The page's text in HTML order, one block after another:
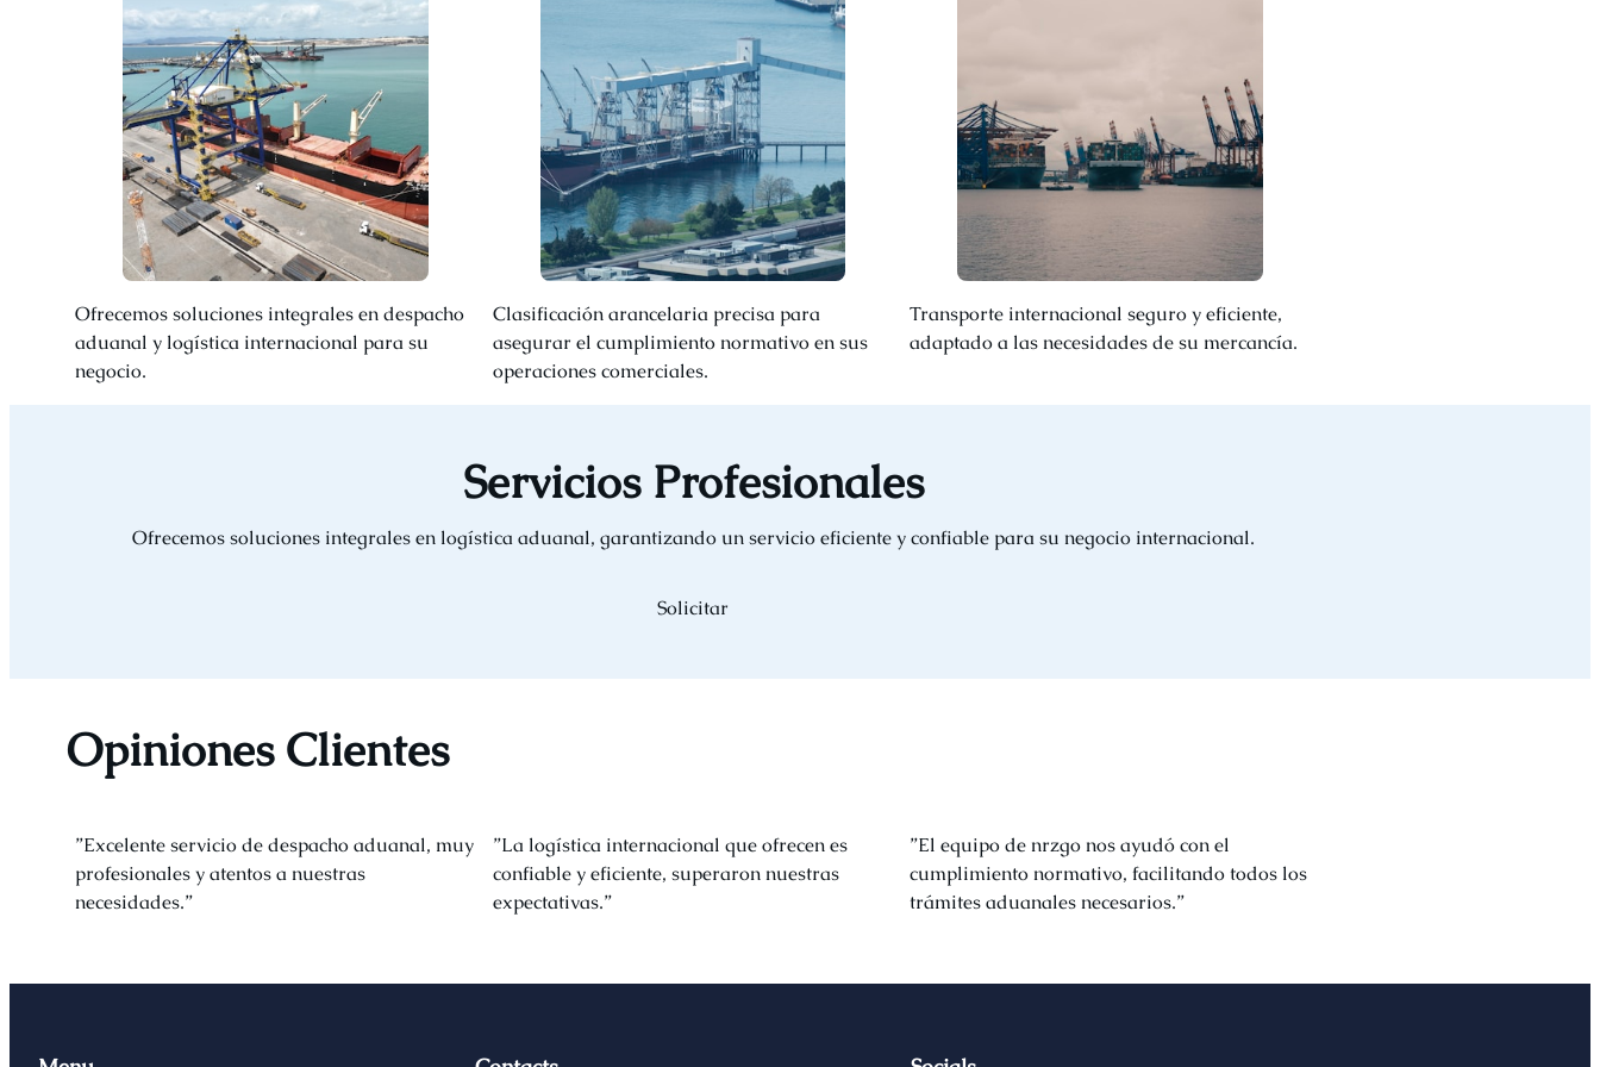
Ofrecemos soluciones integrales en despacho
aduanal y logística internacional para su
negocio.
Clasificación arancelaria precisa para
asegurar el cumplimiento normativo en sus
operaciones comerciales.
Transporte internacional seguro y eficiente,
adaptado a las necesidades de su mercancía.
Servicios Profesionales
Ofrecemos soluciones integrales en logística aduanal, garantizando un servicio eficiente y confiable para su negocio internacional.
Solicitar
Opiniones Clientes
”Excelente servicio de despacho aduanal, muy
profesionales y atentos a nuestras
necesidades.”
”La logística internacional que ofrecen es
confiable y eficiente, superaron nuestras
expectativas.”
”El equipo de nrzgo nos ayudó con el
cumplimiento normativo, facilitando todos los
trámites aduanales necesarios.”